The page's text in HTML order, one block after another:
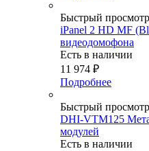
Быстрый просмотр
iPanel 2 HD MF
видеодомофона
Есть в наличии
11 974 ₽
Подробнее
Быстрый просмотр
DHI-VTM125
модулей
Есть в наличии